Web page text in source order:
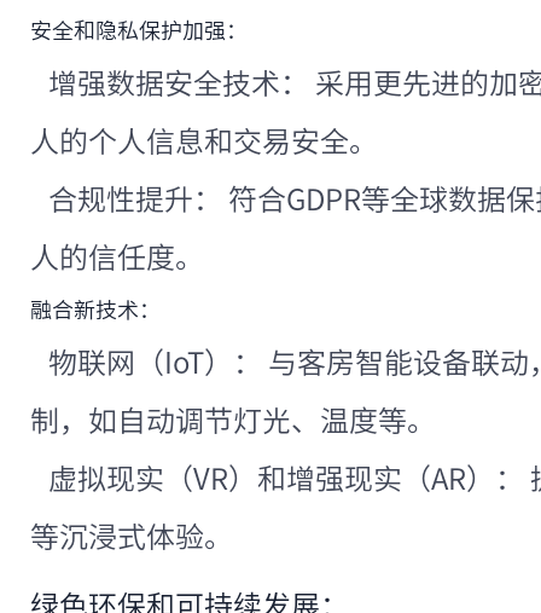
安全和隐私保护加强：
增强数据安全技术： 采用更先进的加
人的个人信息和交易安全。
合规性提升： 符合GDPR等全球数据
人的信任度。
融合新技术：
物联网（IoT）： 与客房智能设备联
制，如自动调节灯光、温度等。
虚拟现实（VR）和增强现实（AR）：
等沉浸式体验。
绿色环保和可持续发展：